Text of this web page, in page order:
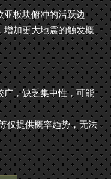
板块俯冲的活跃边
增加更大地震的触发概
广，缺乏集中性，可能
仅提供概率趋势，无法